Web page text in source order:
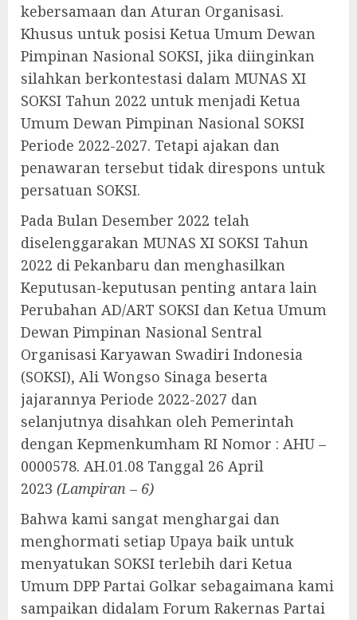
kebersamaan dan Aturan Organisasi.
Khusus untuk posisi Ketua Umum Dewan
Pimpinan Nasional SOKSI, jika diinginkan
silahkan berkontestasi dalam MUNAS XI
SOKSI Tahun 2022 untuk menjadi Ketua
Umum Dewan Pimpinan Nasional SOKSI
Periode 2022-2027. Tetapi ajakan dan
penawaran tersebut tidak direspons untuk
persatuan SOKSI.
Pada Bulan Desember 2022 telah
diselenggarakan MUNAS XI SOKSI Tahun
2022 di Pekanbaru dan menghasilkan
Keputusan-keputusan penting antara lain
Perubahan AD/ART SOKSI dan Ketua Umum
Dewan Pimpinan Nasional Sentral
Organisasi Karyawan Swadiri Indonesia
(SOKSI), Ali Wongso Sinaga beserta
jajarannya Periode 2022-2027 dan
selanjutnya disahkan oleh Pemerintah
dengan Kepmenkumham RI Nomor : AHU –
0000578. AH.01.08 Tanggal 26 April
2023 (Lampiran – 6)
Bahwa kami sangat menghargai dan
menghormati setiap Upaya baik untuk
menyatukan SOKSI terlebih dari Ketua
Umum DPP Partai Golkar sebagaimana kami
sampaikan didalam Forum Rakernas Partai